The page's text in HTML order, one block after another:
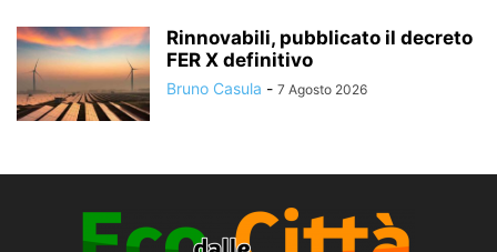
Rinnovabili, pubblicato il decreto
FER X definitivo
Bruno Casula - 7 Agosto 2026